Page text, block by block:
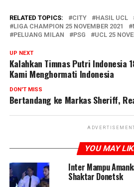
RELATED TOPICS: CITY HASIL UCL
LIGA CHAMPION 25 NOVEMBER 2021
PELUANG MILAN
PSG UCL 25
UP NEXT
Kalahkan Timnas Putri Indonesia
Kami Menghormati Indonesia
DON'T MISS
Bertandang ke Markas Sheriff,
YOU MAY
Inter Mampu
Shaktar Donetsk